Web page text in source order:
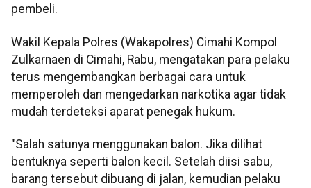
pembeli.
Wakil Kepala Polres (Wakapolres) Cimahi Kompol
Zulkarnaen di Cimahi, Rabu, mengatakan para pelaku
terus mengembangkan berbagai cara untuk
memperoleh dan mengedarkan narkotika agar tidak
mudah terdeteksi aparat penegak hukum.
"Salah satunya menggunakan balon. Jika dilihat
bentuknya seperti balon kecil. Setelah diisi sabu,
barang tersebut dibuang di jalan, kemudian pelaku